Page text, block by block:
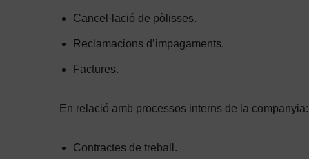
Cancel·lació de pòlisses.
Reclamacions d’impagaments.
Factures.
En relació amb processos interns de la companyia:
Contractes de treball.